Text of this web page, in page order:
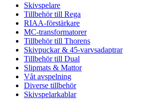
Skivspelare
Tillbehör till Rega
RIAA-förstärkare
MC-transformatorer
Tillbehör till Thorens
Skivpuckar & 45-varvsadaptrar
Tillbehör till Dual
Slipmats & Mattor
Våt avspelning
Diverse tillbehör
Skivspelarkablar